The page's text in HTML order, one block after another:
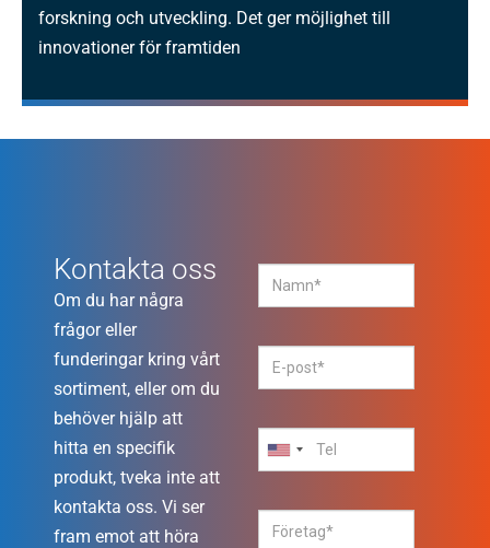
forskning och utveckling. Det ger möjlighet till
innovationer för framtiden
Kontakta oss
Om du har några
frågor eller
funderingar kring vårt
sortiment, eller om du
behöver hjälp att
hitta en specifik
produkt, tveka inte att
kontakta oss. Vi ser
fram emot att höra